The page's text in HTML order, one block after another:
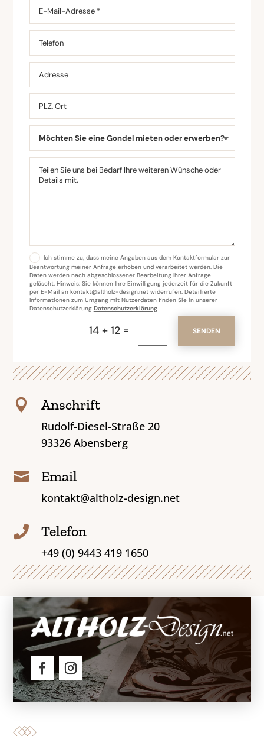
Ich stimme zu, dass meine Angaben aus dem Kontaktformular zur
Beantwortung meiner Anfrage erhoben und verarbeitet werden. Die
Daten werden nach abgeschlossener Bearbeitung Ihrer Anfrage
gelöscht. Hinweis: Sie können Ihre Einwilligung jederzeit für die Zukunft
per E-Mail an kontakt@altholz-design.net widerrufen. Detaillierte
Informationen zum Umgang mit Nutzerdaten finden Sie in unserer
Datenschutzerklärung Datenschutzerklärung
14 + 12= SENDEN
 Anschrift
Rudolf-Diesel-Straße 20
93326 Abensberg
 Email
kontakt@altholz-design.net
 Telefon
+49 (0) 9443 419 1650